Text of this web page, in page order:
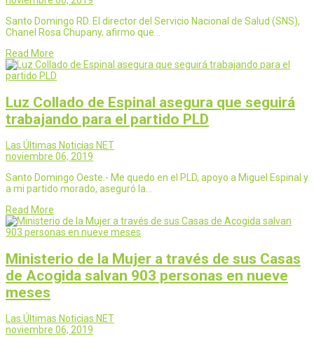
Santo Domingo RD. El director del Servicio Nacional de Salud (SNS),
Chanel Rosa Chupany, afirmo que…
Read More
Luz Collado de Espinal asegura que seguirá
trabajando para el partido PLD
Las Últimas Noticias NET
noviembre 06, 2019
Santo Domingo Oeste.- Me quedo en el PLD, apoyo a Miguel Espinal y
a mi partido morado, aseguró la…
Read More
Ministerio de la Mujer a través de sus Casas
de Acogida salvan 903 personas en nueve
meses
Las Últimas Noticias NET
noviembre 06, 2019